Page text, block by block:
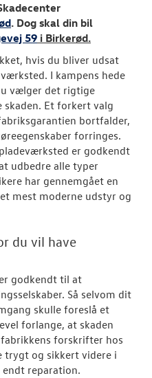
TILBEHØR
NYHEDER
OM OS
JOB OG
. Dog skal din bil
59 i Birkerød.
hvis du bliver udsat
I kampens hede
vælger det rigtige
Et forkert valg
bortfalder,
forringes.
er godkendt
udbedre alle typer
har gennemgået en
mest moderne udstyr og
du vil have
godkendt til at
Så selvom dit
skulle foreslå et
forlange, at skaden
forskrifter hos
trygt og sikkert videre i
reparation.